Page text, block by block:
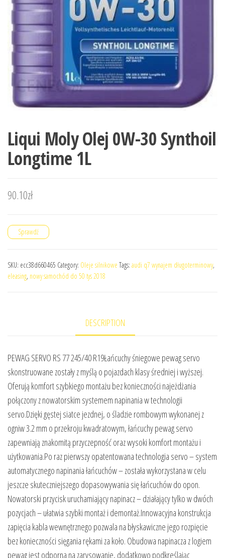
Liqui Moly Olej 0W-30 Synthoil
Longtime 1L
90.10zł
Sprawdź
SKU: ecc38d660465 Category: Oleje silnikowe Tags: audi q7 wynajem długoterminowy,
eleasing, nowy samochód do 50 tys 2018
DESCRIPTION
PEWAG SERVO RS 77 245/40 R19Łańcuchy śniegowe pewag servo
skonstruowane zostały z myślą o pojazdach klasy średniej i wyższej.
Oferują komfort szybkiego montażu bez konieczności najeżdżania
połączony z nowatorskim systemem napinania w technologii
servo.Dzięki gęstej siatce jezdnej, o śladzie rombowym wykonanej z
ogniw 3.2 mm o przekroju kwadratowym, łańcuchy pewag servo
zapewniają znakomitą przyczepność oraz wysoki komfort montażu i
użytkowania.Po raz pierwszy opatentowana technologia servo – system
automatycznego napinania łańcuchów – została wykorzystana w celu
jeszcze skuteczniejszego dopasowywania się łańcuchów do opon.
Nowatorski przycisk uruchamiający napinacz – działający tylko w dwóch
pozycjach – ułatwia szybki montaż i demontaż.Innowacyjna konstrukcja
zapięcia kabla wewnętrznego pozwala na błyskawiczne jego rozpięcie
bez konieczności sięgania rękami za koło. Obudowa napinacza z logiem
pewag jest odporna na zarysowanie, dodatkowo podkreślając